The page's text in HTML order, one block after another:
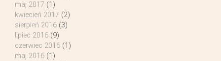
maj 2017 (1)
kwiecień 2017 (2)
sierpień 2016 (3)
lipiec 2016 (9)
czerwiec 2016 (1)
maj 2016 (1)